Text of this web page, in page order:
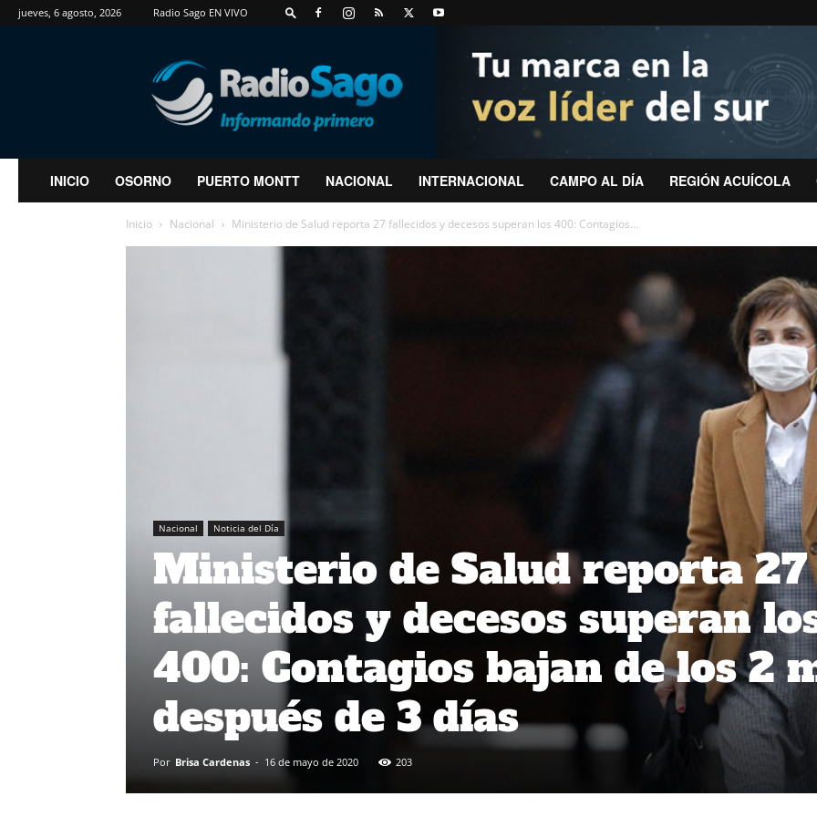
jueves, 6 agosto, 2026 Radio Sago EN VIVO
RadioSago
INICIO OSORNO PUERTO MONTT NACIONAL INTERNACIONAL CAMPO AL DÍA REGIÓN ACUÍCOLA
Inicio Nacional Ministerio de Salud reporta 27 fallecidos y decesos superan los 400: Contagios...
Nacional Noticia del Día
Ministerio de Salud reporta 27
fallecidos y decesos superan
400: Contagios bajan de los 2
después de 3 días
Por Brisa Cardenas - 16 de mayo de 2020 203